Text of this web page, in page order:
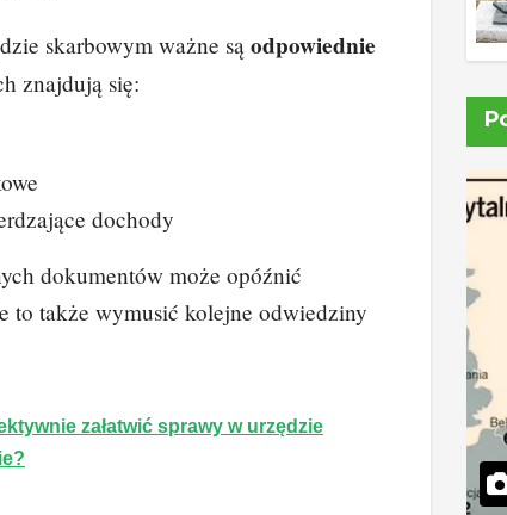
skarbowym ważne sąodpowiednie
znajdują się:
dochody
dokumentów może opóźnić
to także wymusić kolejne odwiedziny
załatwić sprawy w urzędzie